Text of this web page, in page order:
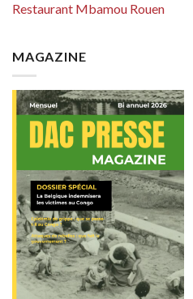
Restaurant Mbamou Rouen
MAGAZINE